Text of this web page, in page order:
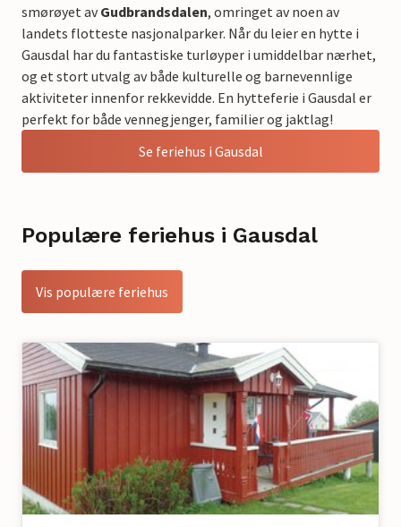
smørøyet avGudbrandsdalen, omringet av noen av
landets flotteste nasjonalparker. Når du leier en hytte i
Gausdal har du fantastiske turløyper i umiddelbar nærhet,
og et stort utvalg av både kulturelle og barnevennlige
aktiviteter innenfor rekkevidde. En hytteferie i Gausdal er
perfekt for både vennegjenger, familier og jaktlag!
Se feriehus i Gausdal
Populære feriehus i Gausdal
Vis populære feriehus